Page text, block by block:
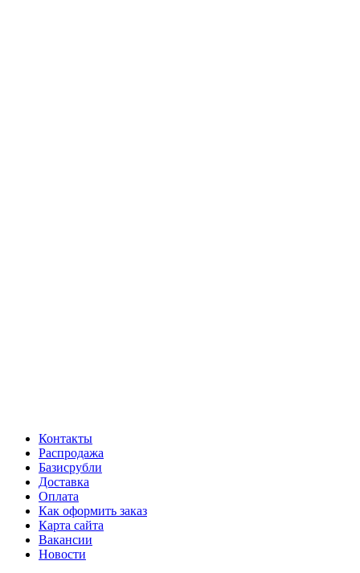
Контакты
Распродажа
Базисрубли
Доставка
Оплата
Как оформить заказ
Карта сайта
Вакансии
Новости